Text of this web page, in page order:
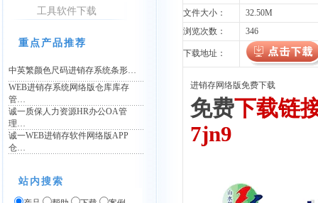
工具软件下载
重点产品推荐
中英繁颜色尺码进销存系统条形…
WEB进销存系统网络版仓库库存
管…
诚一质保人力资源HR办公OA管
理…
诚一WEB进销存软件网络版APP
仓…
站内搜索
文件大小：
32.50M
浏览次数：
346
下载地址：
进销存网络版免费下载
免费下载链
7jn9